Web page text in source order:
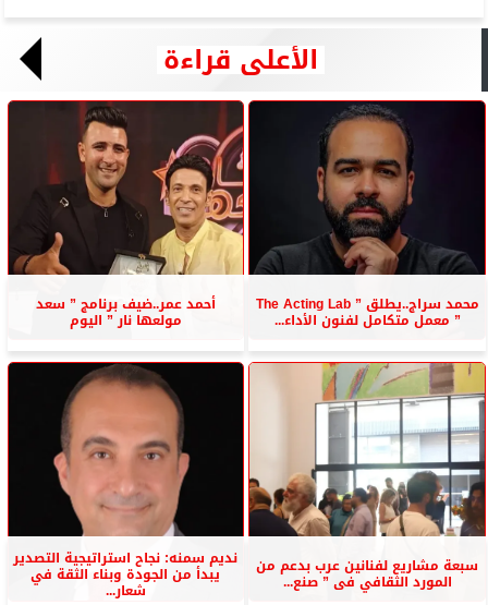
الأعلى قراءة
محمد سراج..يطلق ” The Acting Lab
” معمل متكامل لفنون الأداء...
أحمد عمر..ضيف برنامج ” سعد
مولعها نار ” اليوم
سبعة مشاريع لفنانين عرب بدعم من
المورد الثقافي فى ” صنع...
نديم سمنه: نجاح استراتيجية التصدير
يبدأ من الجودة وبناء الثقة في
شعار...